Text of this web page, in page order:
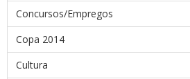
Concursos/Empregos
Copa 2014
Cultura